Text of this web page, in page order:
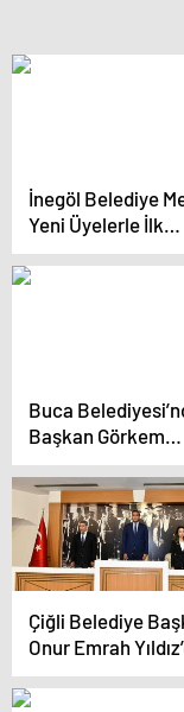
İnegöl Belediye
Yeni Üyelerle İlk
Toplantısını Yaptı
Buca
Başkan Görkem
Duman
meclis
Çiğli Belediye
Onur Emrah
İlk Mecliste Uyum
Mesajları: “Yapıcı